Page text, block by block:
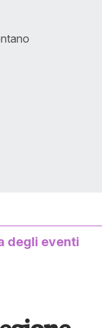
degli eventi